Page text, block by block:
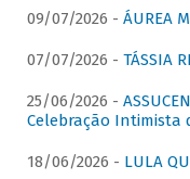
09/07/2026 - ÁUREA
07/07/2026 - TÁSSIA
25/06/2026 -
Celebração Intimista
18/06/2026 - LULA